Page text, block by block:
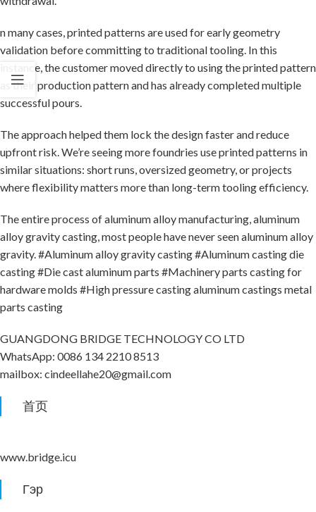
n many cases, printed patterns are used for early geometry
validation before committing to traditional tooling. In this
instance, the customer moved directly to using the printed pattern
as their production pattern and has already completed multiple
successful pours.
The approach helped them lock the design faster and reduce
upfront risk. We’re seeing more foundries use printed patterns in
similar situations: short runs, oversized geometry, or projects
where flexibility matters more than long-term tooling efficiency.
The entire process of aluminum alloy manufacturing, aluminum
alloy gravity casting, most people have never seen aluminum alloy
gravity. #Aluminum alloy gravity casting #Aluminum casting die
casting #Die cast aluminum parts #Machinery parts casting for
hardware molds #High pressure casting aluminum castings metal
parts casting
GUANGDONG BRIDGE TECHNOLOGY CO LTD
WhatsApp: 0086 134 2210 8513
mailbox: cindeellahe20@gmail.com
首页
www.bridge.icu
Гэр